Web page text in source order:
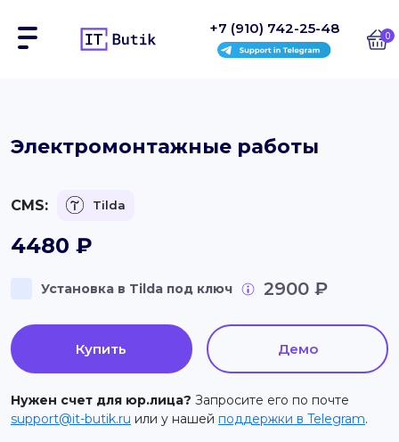
Блоки
На заказ
Инструкции
support@it-butik.ru
+7 (910) 742-25-48 0
Электромонтажные работы
CMS: Tilda
4480 ₽
Установка в Tilda под ключ 2900 ₽
Купить Демо
Нужен счет для юр.лица? Запросите его по почте
support@it-butik.ru или у нашей поддержки в Telegram.